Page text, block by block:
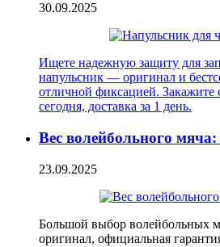
30.09.2025
Ищете надежную защиту для
напульсник — оригинал и
отличной фиксацией.
сегодня, доставка за 1 день.
Вес волейбольного
23.09.2025
Большой выбор волейбольных
оригинал, официальная